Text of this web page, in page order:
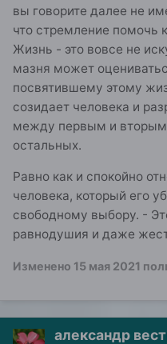
вы говорите далее не
что стремление помочь
Жизнь - это вовсе не
мазня может
посвятившему этому
созидает человека и
между первым и вторым
остальных.
Равно как и спокойно
человека, который его
свободному выбору. -
равнодушия и даже
Изменено 15 мая 2021
александр